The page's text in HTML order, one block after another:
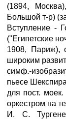
(1894,
Большой т-р)
Вступление -
("Египетские
1908, Париж),
широким
симф.-
пьесе
для пост.
оркестром на
И. С.